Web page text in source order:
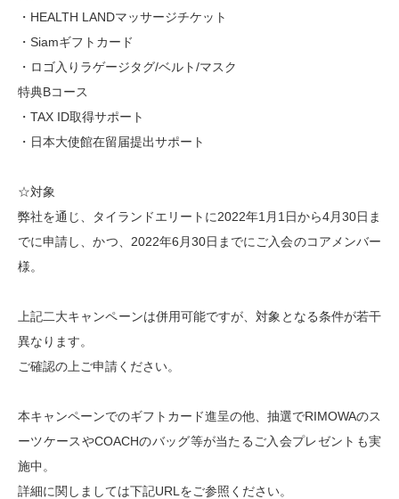
・HEALTH LANDマッサージチケット
・Siamギフトカード
・ロゴ入りラゲージタグ/ベルト/マスク
特典Bコース
・TAX ID取得サポート
・日本大使館在留届提出サポート
☆対象
弊社を通じ、タイランドエリートに2022年1月1日から4月30日ま
でに申請し、かつ、2022年6月30日までにご入会のコアメンバー
様。
上記二大キャンペーンは併用可能ですが、対象となる条件が若干
異なります。
ご確認の上ご申請ください。
本キャンペーンでのギフトカード進呈の他、抽選でRIMOWAのス
ーツケースやCOACHのバッグ等が当たるご入会プレゼントも実
施中。
詳細に関しましては下記URLをご参照ください。